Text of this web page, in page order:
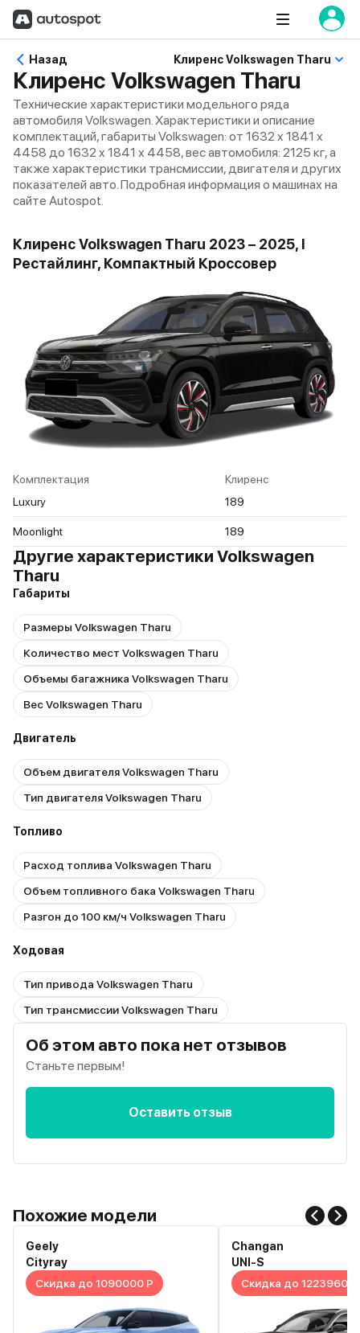
Назад Клиренс Volkswagen Tharu
Клиренс Volkswagen Tharu
Технические характеристики модельного ряда
автомобиля Volkswagen. Характеристики и описание
комплектаций, габариты Volkswagen: от 1632 x 1841 x
4458 до 1632 x 1841 x 4458, вес автомобиля: 2125 кг, а
также характеристики трансмиссии, двигателя и других
показателей авто. Подробная информация о машинах на
сайте Autospot.
Клиренс Volkswagen Tharu 2023 – 2025, I
Рестайлинг, Компактный Кроссовер
Комплектация
Клиренс
Luxury
189
Moonlight 189
Другие характеристики Volkswagen
Tharu
Габариты
Размеры Volkswagen Tharu
Количество мест Volkswagen Tharu
Объемы багажника Volkswagen Tharu
Вес Volkswagen Tharu
Двигатель
Объем двигателя Volkswagen Tharu
Тип двигателя Volkswagen Tharu
Топливо
Расход топлива Volkswagen Tharu
Объем топливного бака Volkswagen Tharu
Разгон до 100 км/ч Volkswagen Tharu
Ходовая
Тип привода Volkswagen Tharu
Тип трансмиссии Volkswagen Tharu
Об этом авто пока нет отзывов
Станьте первым!
Оставить отзыв
Похожие модели
Geely
Cityray
Скидка до 1090000 Р
Changan
UNI-S
Скидка до 1223960 Р